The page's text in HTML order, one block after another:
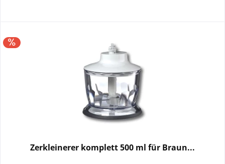
Zerkleinerer komplett 500 ml für Braun...